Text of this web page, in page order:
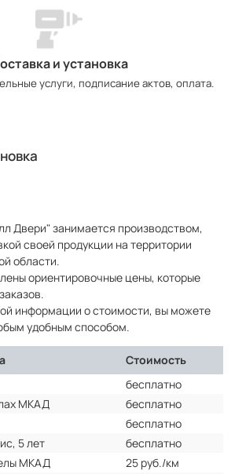
и установка
услуги, подписание актов, оплата.
Двери" занимается производством,
своей продукции на территории
области.
ориентировочные цены, которые
информации о стоимости, вы можете
удобным способом.
Стоимость
бесплатно
МКАД
бесплатно
бесплатно
5 лет
бесплатно
МКАД
25 руб./км